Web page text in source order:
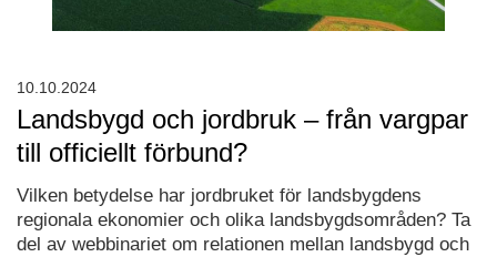
Landsbygd och jordbruk – från vargpar
till officiellt förbund?
Vilken betydelse har jordbruket för landsbygdens
regionala ekonomier och olika landsbygdsområden? Ta
del av webbinariet om relationen mellan landsbygd och
10.10.2024